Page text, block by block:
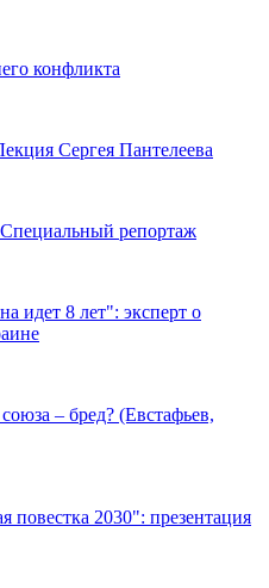
конфликта
Сергея Пантелеева
репортаж
идет 8 лет": эксперт о
– бред? (Евстафьев,
повестка 2030": презентация